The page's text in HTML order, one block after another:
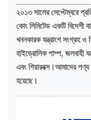
২০১৩ সালের সেপ্টেম্বরে
কোং লিমিটেড একটি বিদেশী
খননকারক যন্ত্রাংশ সংগ্রহ
হাইড্রোলিক পাম্প, জলবাহী
এবং গিয়ারবক্স।আমাদের
হয়েছে।